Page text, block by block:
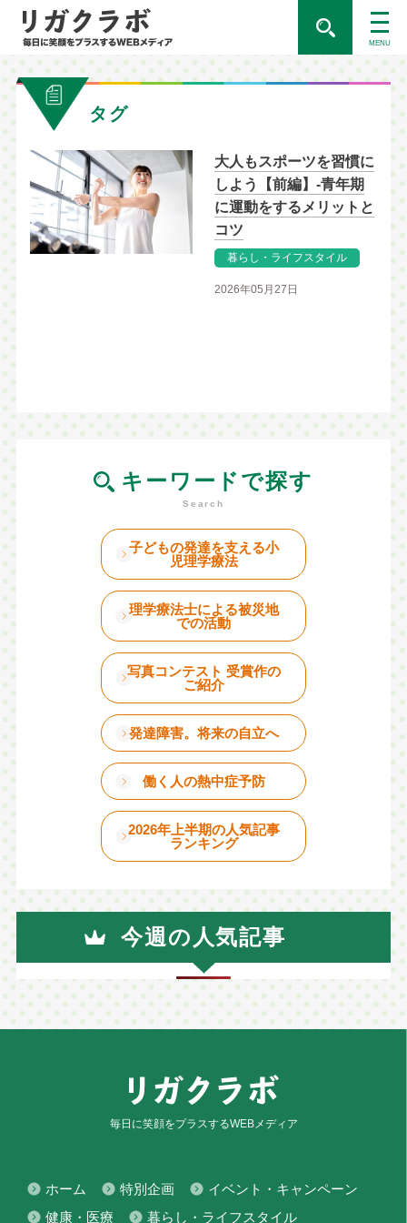
MENU
タグ
大人もスポーツを習慣に
しよう【前編】-青年期
に運動をするメリットと
コツ
暮らし・ライフスタイル
2026年05月27日
キーワードで探す
子どもの発達を支える小
児理学療法
理学療法士による被災地
での活動
写真コンテスト 受賞作の
ご紹介
発達障害。将来の自立へ
働く人の熱中症予防
2026年上半期の人気記事
ランキング
今週の人気記事
毎日に笑顔をプラスするWEBメディア
ホーム 特別企画
イベント・キャンペーン
健康・医療
暮らし・ライフスタイル